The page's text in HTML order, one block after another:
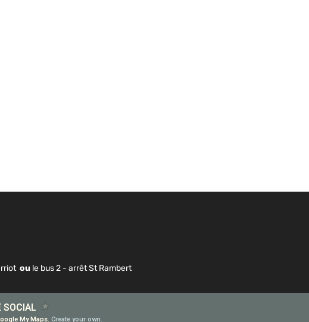
ou le bus 2 - arrêt St Rambert